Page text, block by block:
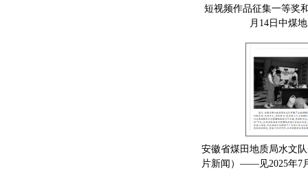
短视频作品征集一等奖
月14日中煤
安徽省煤田地质局水文
片新闻）——见2025年7